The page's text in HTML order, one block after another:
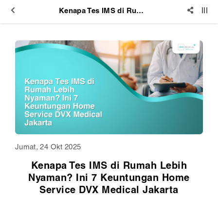
Kenapa Tes IMS di Rumah Lebih Nyaman? Ini 7 Keuntungan Home Service DVX Medical Jakarta
Jumat, 24 Okt 2025
Kenapa Tes IMS di Rumah Lebih
Nyaman? Ini 7 Keuntungan Home
Service DVX Medical Jakarta